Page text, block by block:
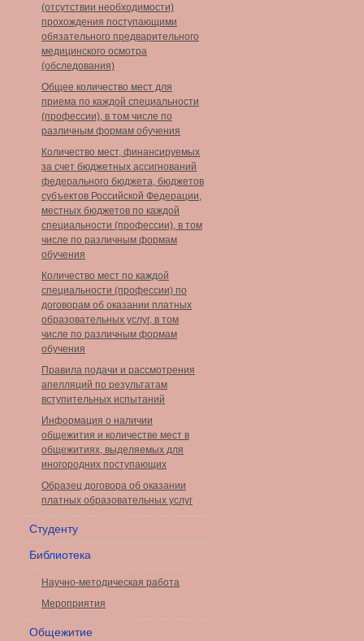
(отсутствии необходимости)
прохождения поступающими
обязательного предварительного
медицинского осмотра
(обследования)
Общее количество мест для
приема по каждой специальности
(профессии), в том числе по
различным формам обучения
Количество мест, финансируемых
за счет бюджетных ассигнований
федерального бюджета, бюджетов
субъектов Российской Федерации,
местных бюджетов по каждой
специальности (профессии), в том
числе по различным формам
обучения
Количество мест по каждой
специальности (профессии) по
договорам об оказании платных
образовательных услуг, в том
числе по различным формам
обучения
Правила подачи и рассмотрения
апелляций по результатам
вступительных испытаний
Информация о наличии
общежития и количестве мест в
общежитиях, выделяемых для
иногородних поступающих
Образец договора об оказании
платных образовательных услуг
Студенту
Библиотека
Научно-методическая работа
Мероприятия
Общежитие